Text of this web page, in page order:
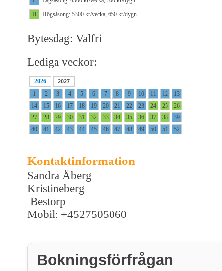
H
Högsäsong: 5300 kr/vecka, 650 kr/dygn
Bytesdag: Valfri
Lediga veckor:
2026 2027
1 2 3 4 5 6 7 8 9 10 11 12
13
14
15 16 17 18 19 20 21 22 23 24 25
26
27
28 29 30 31 32 33 34 35 36 37 38
39
40
41 42 43 44 45 46 47 48 49 50 51 52
Kontaktinformation
Sandra Åberg
Kristineberg
Bestorp
Mobil: +4527505060
Bokningsförfrågan